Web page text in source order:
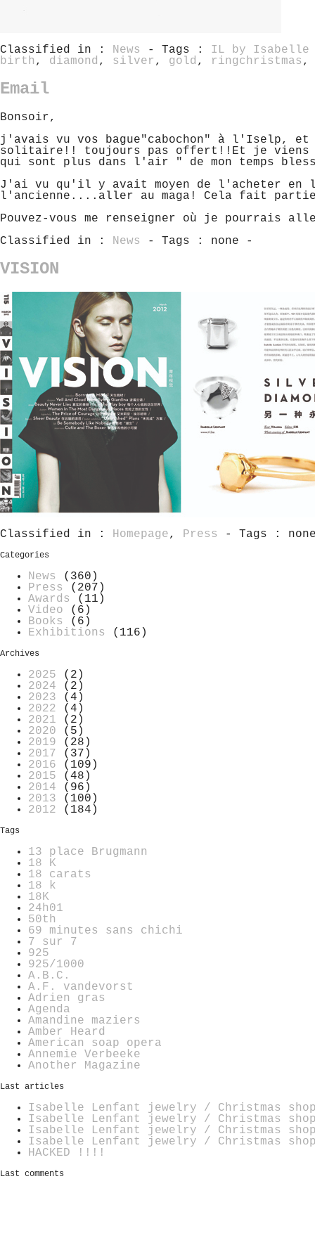
Classified in : News - Tags : IL by Isabelle
birth , diamond , silver , gold , ringchristmas
Email
Bonsoir,
j'avais vu vos bague"cabochon" à l'Iselp,
solitaire!! toujours pas offert!!Et je viens
qui sont plus dans l'air " de mon temps
J'ai vu qu'il y avait moyen de l'acheter en
l'ancienne....aller au maga! Cela fait
Pouvez-vous me renseigner où je pourrais
Classified in : News - Tags : none -
VISION
Classified in : Homepage, Press - Tags :
Categories
News
(360)
Press
(207)
Awards
(11)
Video (6)
Books
(6)
Exhibitions
(116)
Archives
2025 (2)
2024 (2)
2023 (4)
2022 (4)
2021 (2)
2020 (5)
2019 (28)
2017 (37)
2016 (109)
2015 (48)
2014 (96)
2013 (100)
2012 (184)
Tags
13 place Brugmann
18 K
18 carats
18 k
18K
24h01
50th
69 minutes sans chichi
7 sur 7
925
925/1000
A.B.C.
A.F. vandevorst
Adrien gras
Agenda
Amandine maziers
Amber Heard
American soap opera
Annemie Verbeeke
Another Magazine
Last articles
Isabelle Lenfant jewelry / Christmas
Isabelle Lenfant jewelry / Christmas
Isabelle Lenfant jewelry / Christmas
Isabelle Lenfant jewelry / Christmas
HACKED !!!!
Last comments